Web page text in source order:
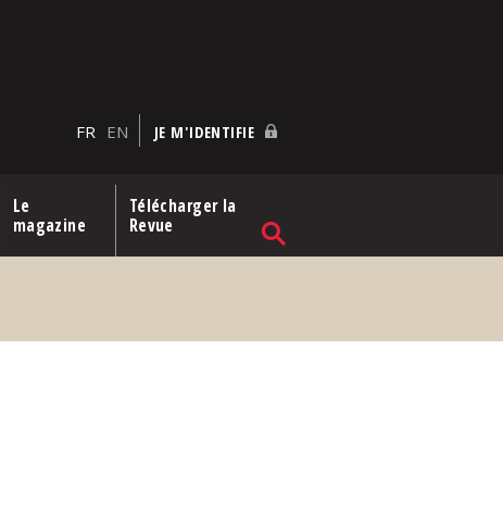
FR EN JE M'IDENTIFIE
Le
magazine
Télécharger la
Revue